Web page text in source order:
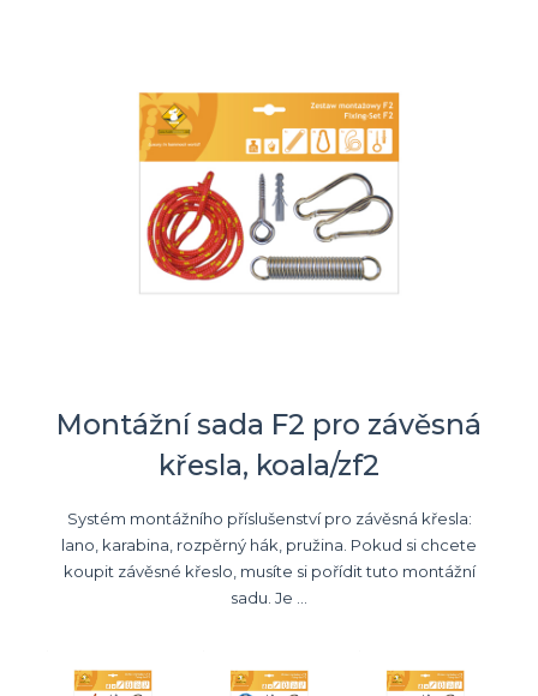
Montážní sada F2 pro závěsná
křesla, koala/zf2
Systém montážního příslušenství pro závěsná křesla:
lano, karabina, rozpěrný hák, pružina. Pokud si chcete
koupit závěsné křeslo, musíte si pořídit tuto montážní
sadu. Je ...